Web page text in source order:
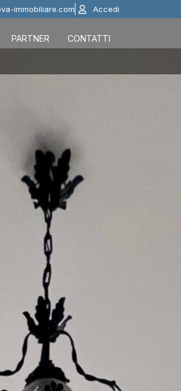
immobiliare.com Accedi
PARTNER CONTATTI